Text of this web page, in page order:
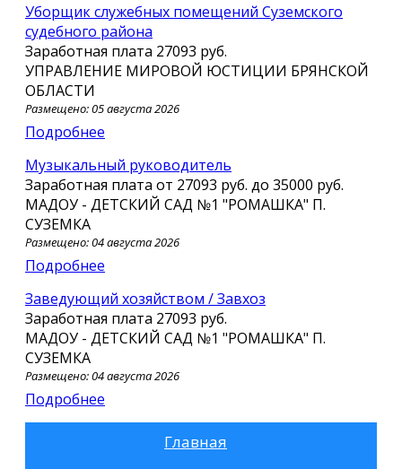
Уборщик служебных помещений Суземского
судебного района
Заработная плата 27093 руб.
УПРАВЛЕНИЕ МИРОВОЙ ЮСТИЦИИ БРЯНСКОЙ
ОБЛАСТИ
Размещено: 05 августа 2026
Подробнее
Музыкальный руководитель
Заработная плата от 27093 руб. до 35000 руб.
МАДОУ - ДЕТСКИЙ САД №1 "РОМАШКА" П.
СУЗЕМКА
Размещено: 04 августа 2026
Подробнее
Заведующий хозяйством / Завхоз
Заработная плата 27093 руб.
МАДОУ - ДЕТСКИЙ САД №1 "РОМАШКА" П.
СУЗЕМКА
Размещено: 04 августа 2026
Подробнее
Главная